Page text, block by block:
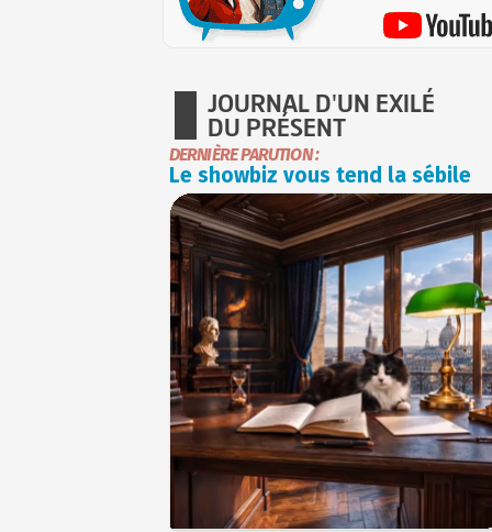
JOURNAL D'UN EXILÉ
DU PRÉSENT
DERNIÈRE PARUTION :
Le showbiz vous tend la sébile